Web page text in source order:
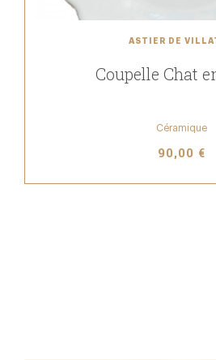
ASTIER DE
Coupelle Chat
Céramique
90,00 €